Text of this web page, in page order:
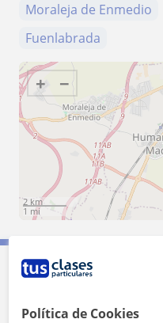
Moraleja de Enmedio
Fuenlabrada
+ −
2 km
1 mi
Política de Cookies